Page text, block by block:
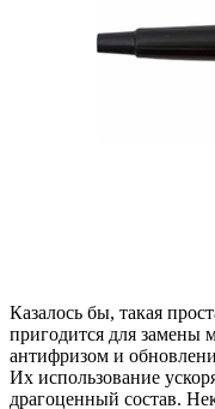
Казалось бы, такая
пригодится для замены
антифризом и
Их использование
драгоценный состав.